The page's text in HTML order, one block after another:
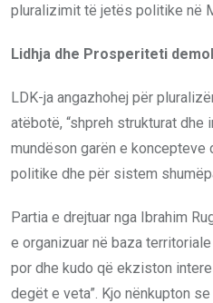
pluralizimit të jetës politike në
Lidhja dhe Prosperiteti
LDK-ja angazhohej për
atëbotë, “shpreh strukturat dhe
mundëson garën e
politike dhe për sistem
Partia e drejtuar nga Ibrahim
e organizuar në baza
por dhe kudo që ekziston
degët e veta”. Kjo nënkupton